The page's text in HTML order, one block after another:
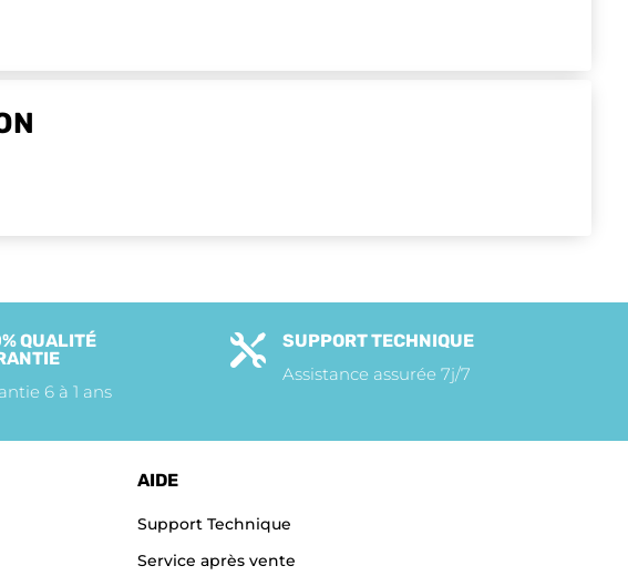
QUALITÉ
6 à 1 ans

SUPPORT TECHNIQUE
Assistance assurée 7j/7
AIDE
Support Technique
Service après vente